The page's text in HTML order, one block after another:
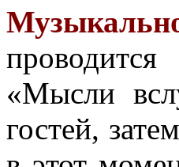
«Мысли
гостей,